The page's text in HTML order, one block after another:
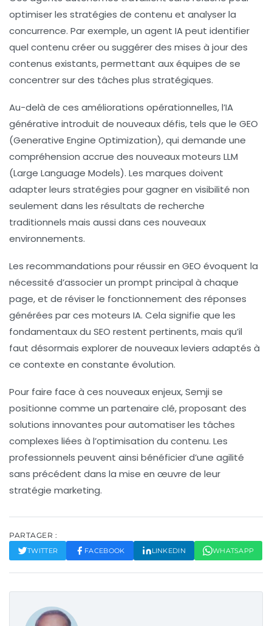
optimiser les stratégies de contenu et analyser la
concurrence. Par exemple, un agent IA peut identifier
quel contenu créer ou suggérer des mises à jour des
contenus existants, permettant aux équipes de se
concentrer sur des tâches plus stratégiques.
Au-delà de ces améliorations opérationnelles, l’IA
générative introduit de nouveaux défis, tels que le GEO
(Generative Engine Optimization), qui demande une
compréhension accrue des nouveaux moteurs LLM
(Large Language Models). Les marques doivent
adapter leurs stratégies pour gagner en visibilité non
seulement dans les résultats de recherche
traditionnels mais aussi dans ces nouveaux
environnements.
Les recommandations pour réussir en GEO évoquent la
nécessité d’associer un prompt principal à chaque
page, et de réviser le fonctionnement des réponses
générées par ces moteurs IA. Cela signifie que les
fondamentaux du SEO restent pertinents, mais qu’il
faut désormais explorer de nouveaux leviers adaptés à
ce contexte en constante évolution.
Pour faire face à ces nouveaux enjeux, Semji se
positionne comme un partenaire clé, proposant des
solutions innovantes pour automatiser les tâches
complexes liées à l’optimisation du contenu. Les
professionnels peuvent ainsi bénéficier d’une agilité
sans précédent dans la mise en œuvre de leur
stratégie marketing.
PARTAGER :
TWITTER FACEBOOK LINKEDIN WHATSAPP